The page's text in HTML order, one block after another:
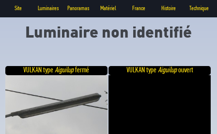
Site Luminaires Panoramas Matériel France Histoire Technique
Luminaire non identifié
VULKAN typeAiguilupfermé VULKAN typeAiguilupouvert